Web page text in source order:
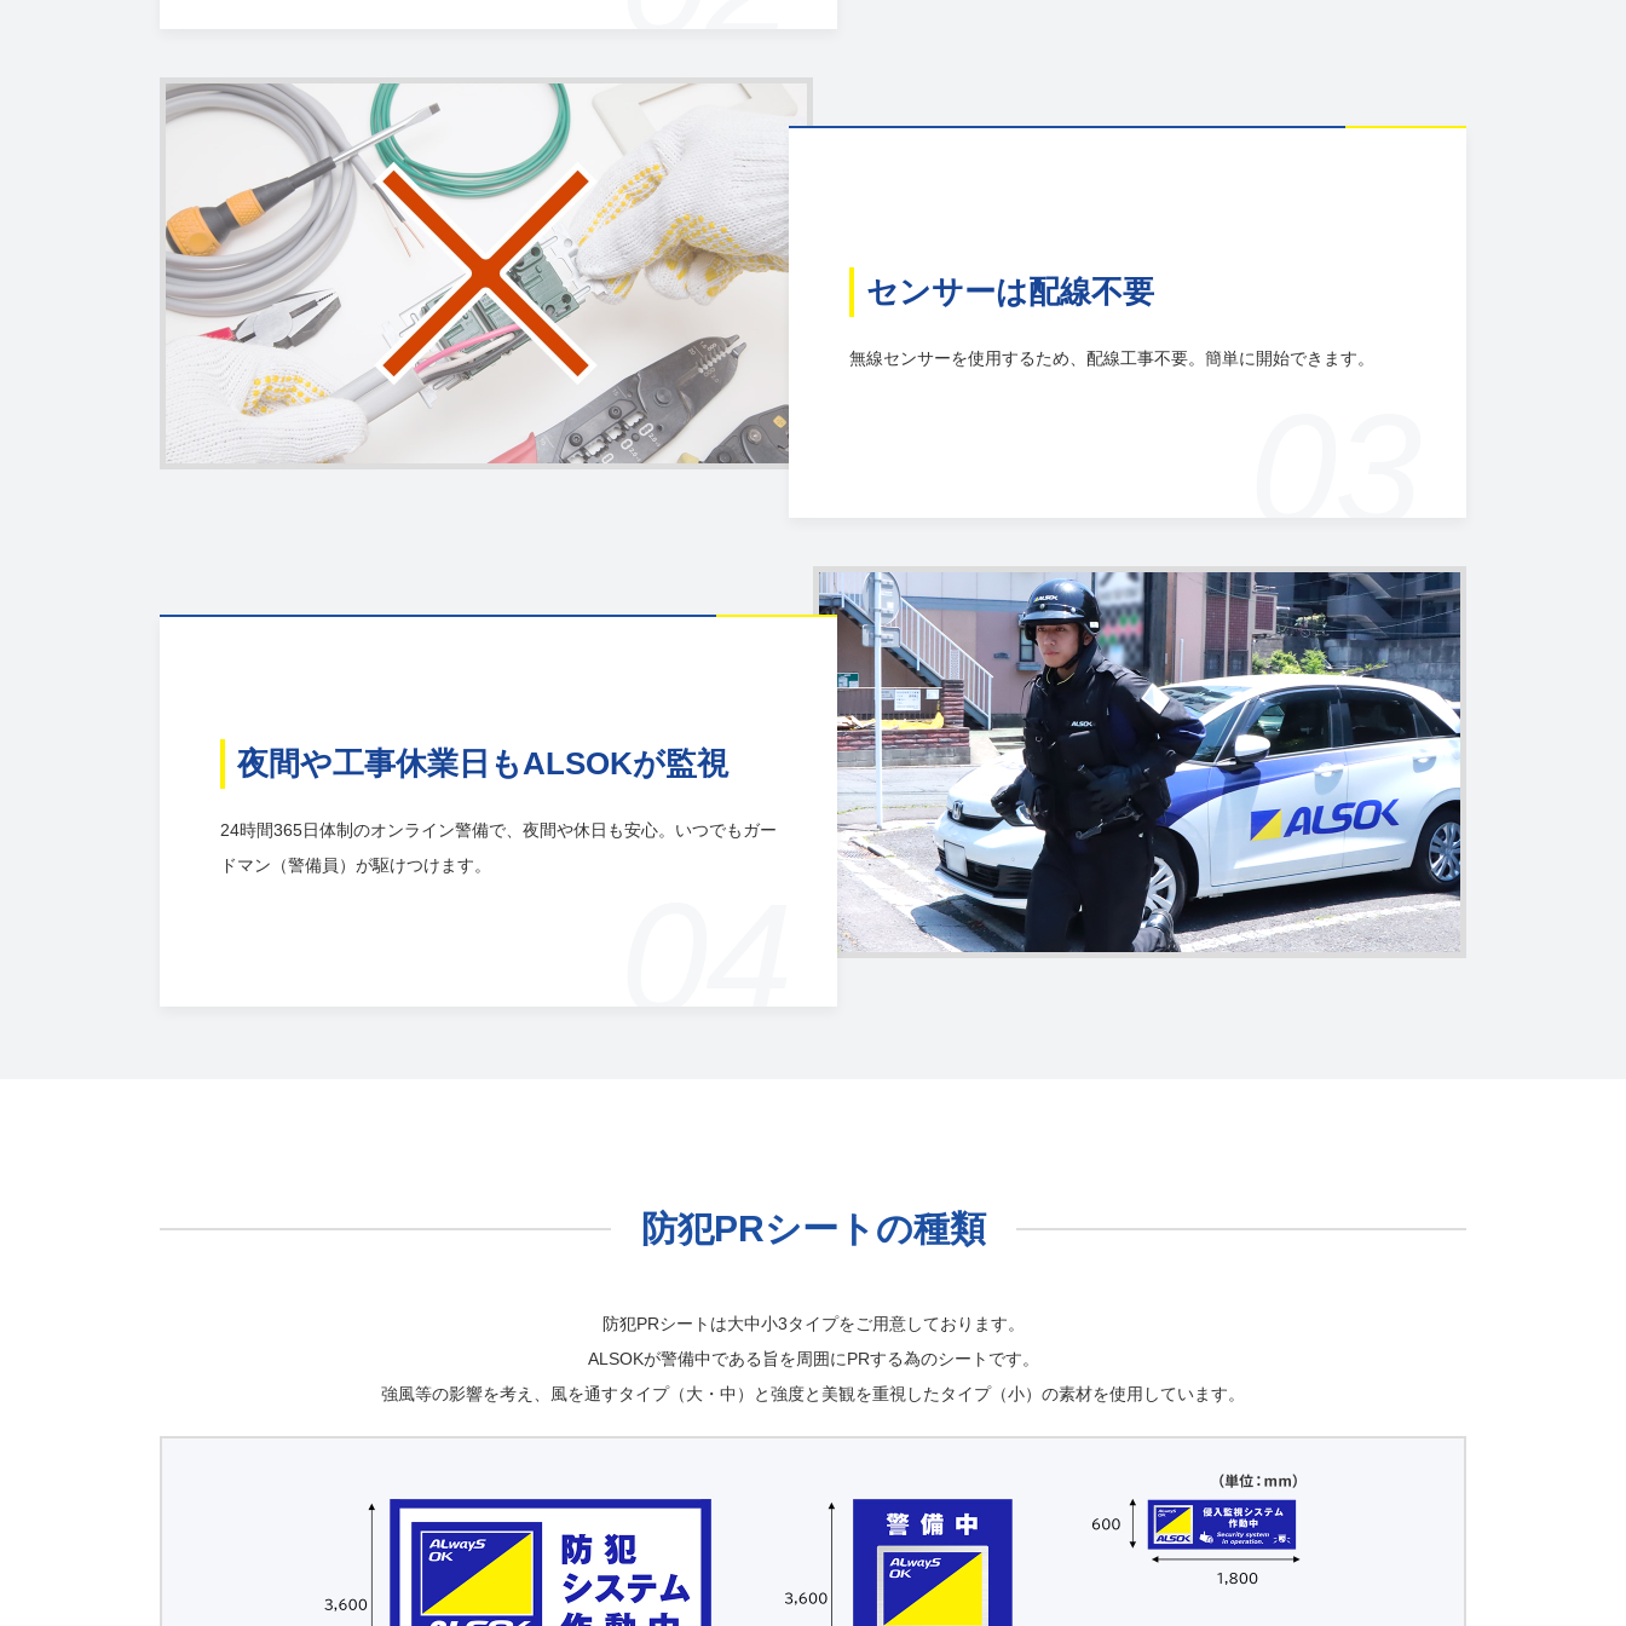
センサーは配線不要
無線センサーを使用するため、配線工事不要。簡単に開始できます。
夜間や工事休業日もALSOKが監視
24時間365日体制のオンライン警備で、夜間や休日も安心。いつでもガー
ドマン（警備員）が駆けつけます。
防犯PRシートの種類
防犯PRシートは大中小3タイプをご用意しております。
ALSOKが警備中である旨を周囲にPRする為のシートです。
強風等の影響を考え、風を通すタイプ（大・中）と強度と美観を重視したタイプ（小）の素材を使用しています。